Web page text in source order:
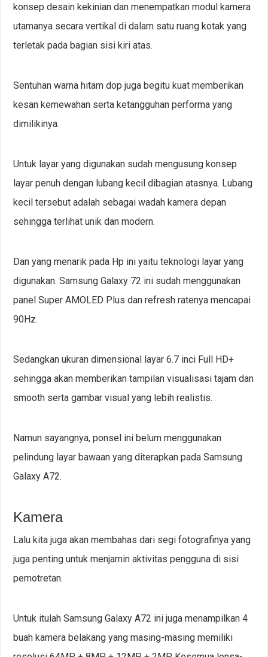
konsep desain kekinian dan menempatkan modul kamera
utamanya secara vertikal di dalam satu ruang kotak yang
terletak pada bagian sisi kiri atas.
Sentuhan warna hitam dop juga begitu kuat memberikan
kesan kemewahan serta ketangguhan performa yang
dimilikinya.
Untuk layar yang digunakan sudah mengusung konsep
layar penuh dengan lubang kecil dibagian atasnya. Lubang
kecil tersebut adalah sebagai wadah kamera depan
sehingga terlihat unik dan modern.
Dan yang menarik pada Hp ini yaitu teknologi layar yang
digunakan. Samsung Galaxy 72 ini sudah menggunakan
panel Super AMOLED Plus dan refresh ratenya mencapai
90Hz.
Sedangkan ukuran dimensional layar 6.7 inci Full HD+
sehingga akan memberikan tampilan visualisasi tajam dan
smooth serta gambar visual yang lebih realistis.
Namun sayangnya, ponsel ini belum menggunakan
pelindung layar bawaan yang diterapkan pada Samsung
Galaxy A72.
Kamera
Lalu kita juga akan membahas dari segi fotografinya yang
juga penting untuk menjamin aktivitas pengguna di sisi
pemotretan.
Untuk itulah Samsung Galaxy A72 ini juga menampilkan 4
buah kamera belakang yang masing-masing memiliki